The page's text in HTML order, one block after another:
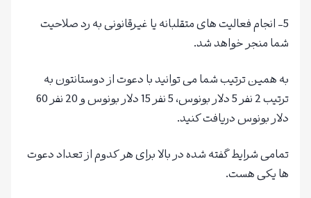
5- انجام فعالیت های متقلبانه یا غیرقانونی به رد صلاحیت
شما منجر خواهد شد.
به همین ترتیب شما می توانید با دعوت از دوستانتون به
ترتیب 2 نفر 5 دلار بونوس، 5 نفر 15 دلار بونوس و 20 نفر 60
دلار بونوس دریافت کنید.
تمامی شرایط گفته شده در بالا برای هر کدوم از تعداد دعوت
ها یکی هست.